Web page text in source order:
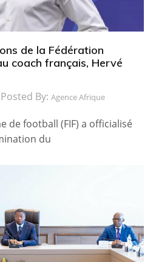
de la Fédération
coach français, Hervé
Posted By: Agence Afrique
de football (FIF) a officialisé
du